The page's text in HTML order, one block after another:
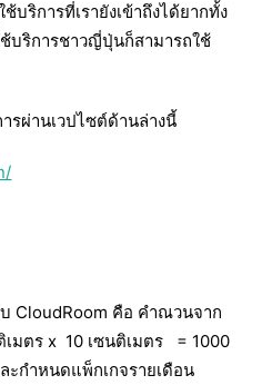
บริการที่เรายังเข้าถึงได้ยากทั้ง
บริการชาวญี่ปุ่นก็สามารถใช้
รผ่านเวปไซต์ด้านล่างนี้
CloudRoom คือ คำณวนจาก
เมตร x 10 เซนติเมตร = 1000
ะกำหนดแพ็กเกจรายเดือน